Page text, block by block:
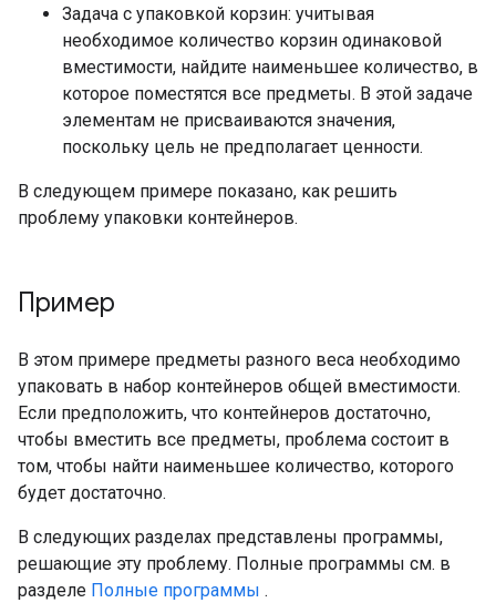
Задача с упаковкой корзин: учитывая
необходимое количество корзин одинаковой
вместимости, найдите наименьшее количество, в
которое поместятся все предметы. В этой задаче
элементам не присваиваются значения,
поскольку цель не предполагает ценности.
В следующем примере показано, как решить
проблему упаковки контейнеров.
Пример
В этом примере предметы разного веса необходимо
упаковать в набор контейнеров общей вместимости.
Если предположить, что контейнеров достаточно,
чтобы вместить все предметы, проблема состоит в
том, чтобы найти наименьшее количество, которого
будет достаточно.
В следующих разделах представлены программы,
решающие эту проблему. Полные программы см. в
разделе Полные программы .